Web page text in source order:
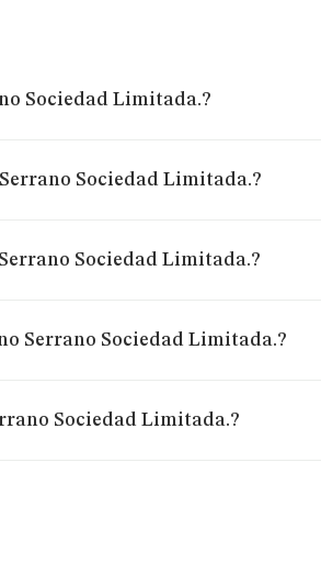
Sociedad Limitada.?
Sociedad Limitada.?
Sociedad Limitada.?
Serrano Sociedad Limitada.?
Sociedad Limitada.?